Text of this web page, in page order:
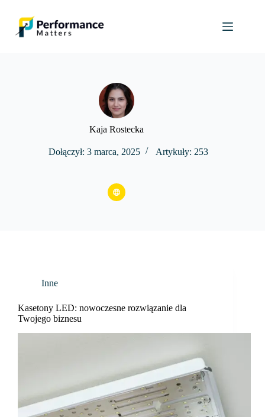
Kaja Rostecka
Dołączył: 3 marca, 2025 Artykuły: 253
Inne
Kasetony LED: nowoczesne rozwiązanie dla
Twojego biznesu